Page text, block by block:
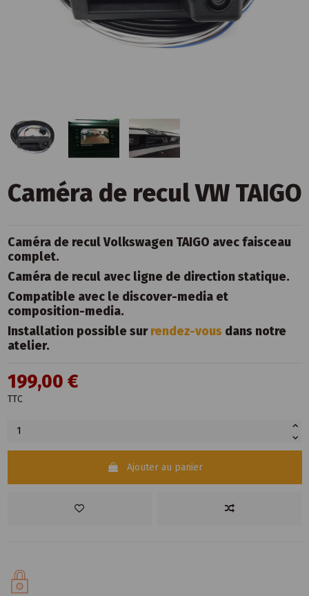
Caméra de recul VW TAIGO
Caméra de recul Volkswagen TAIGO avec faisceau
complet.
Caméra de recul avec ligne de direction statique.
Compatible avec le discover-media et
composition-media.
Installation possible surrendez-vous dans notre
atelier.
199,00 €
TTC
Ajouter au panier